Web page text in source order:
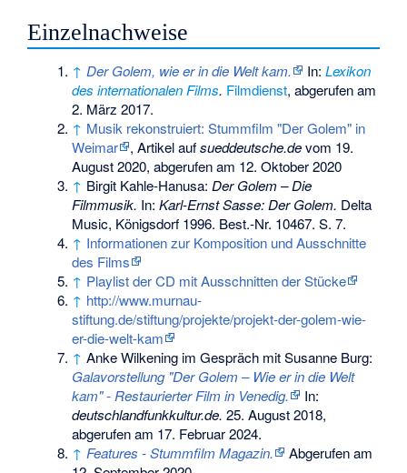
Einzelnachweise
↑ Der Golem, wie er in die Welt kam. In:Lexikon
des internationalen Films. Filmdienst, abgerufen am
2. März 2017.
↑ Musik rekonstruiert: Stummfilm "Der Golem" in
Weimar
, Artikel aufsueddeutsche.devom 19.
August 2020, abgerufen am 12. Oktober 2020
↑ Birgit Kahle-Hanusa:Der Golem – Die
Filmmusik. In:Karl-Ernst Sasse: Der Golem. Delta
Music, Königsdorf 1996. Best.-Nr. 10467. S. 7.
↑ Informationen zur Komposition und Ausschnitte
des Films
↑ Playlist der CD mit Ausschnitten der Stücke
↑ http://www.murnau-
stiftung.de/stiftung/projekte/projekt-der-golem-wie-
er-die-welt-kam
↑ Anke Wilkening im Gespräch mit Susanne Burg:
Galavorstellung "Der Golem – Wie er in die Welt
kam" - Restaurierter Film in Venedig.
In:
deutschlandfunkkultur.de. 25. August 2018,
abgerufen am 17. Februar 2024.
↑ Features - Stummfilm Magazin.
Abgerufen am